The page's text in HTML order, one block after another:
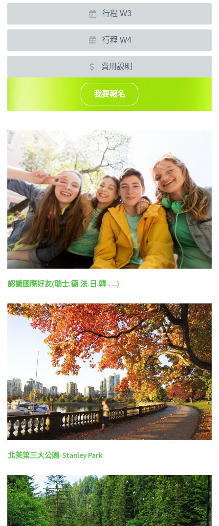
行程 W3
行程 W4
費用說明
我要報名
認識國際好友(瑞士.德.法.日.韓…..)
北美第三大公園-Stanley Park